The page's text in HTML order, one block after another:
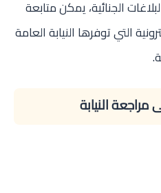
الجنائية، يمكن متابعة
التي توفرها النيابة العامة
مراجعة النيابة